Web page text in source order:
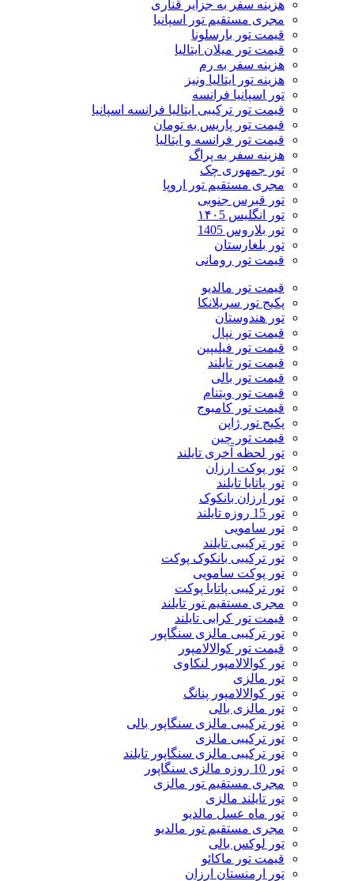
هزینه سفر به جزایر قناری
مجری مستقیم تور اسپانیا
قیمت تور بارسلونا
قیمت تور میلان ایتالیا
هزینه سفر به رم
هزینه تور ایتالیا ونیز
تور اسپانیا فرانسه
قیمت تور ترکیبی ایتالیا فرانسه اسپانیا
قیمت تور پاریس به تومان
قیمت تور فرانسه و ایتالیا
هزینه سفر به پراگ
تور جمهوری چک
مجری مستقیم تور اروپا
تور قبرس جنوبی
تور انگلیس ۱۴۰5
تور بلاروس 1405
تور بلغارستان
قیمت تور رومانی
قیمت تور مالدیو
پکیج تور سریلانکا
تور هندوستان
قیمت تور نپال
قیمت تور فیلیپین
قیمت تور تایلند
قیمت تور بالی
قیمت تور ویتنام
قیمت تور کامبوج
پکیج تور ژاپن
قیمت تور چین
تور لحظه آخری تایلند
تور پوکت ارزان
تور پاتايا تايلند
تور ارزان بانکوک
تور 15 روزه تایلند
تور سامویی
تور ترکیبی تایلند
تور ترکیبی بانکوک پوکت
تور پوکت سامویی
تور ترکیبی پاتایا پوکت
مجری مستقیم تور تایلند
قیمت تور کرابی تایلند
تور ترکیبی مالزی سنگاپور
قیمت تور کوالالامپور
تور کوالالامپور لنکاوی
تور مالزی
تور کوالالامپور پنانگ
تور مالزی بالی
تور ترکیبی مالزی سنگاپور بالی
تور ترکیبی مالزی
تور ترکیبی مالزی سنگاپور تایلند
تور 10 روزه مالزی سنگاپور
مجری مستقیم تور مالزی
تور تایلند مالزی
تور ماه عسل مالدیو
مجری مستقیم تور مالدیو
تور لوکس بالی
قیمت تور ماکائو
تور ارمنستان ارزان